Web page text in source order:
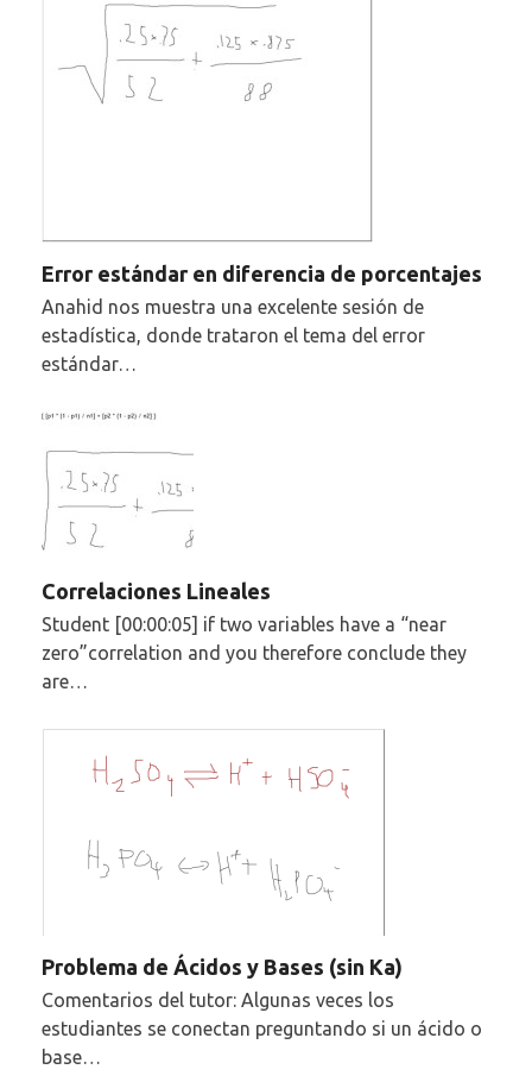
Error estándar en diferencia de porcentajes
Anahid nos muestra una excelente sesión de
estadística, donde trataron el tema del error
estándar…
Correlaciones Lineales
Student [00:00:05] if two variables have a “near
zero”correlation and you therefore conclude they
are…
Problema de Ácidos y Bases (sin Ka)
Comentarios del tutor: Algunas veces los
estudiantes se conectan preguntando si un ácido o
base…